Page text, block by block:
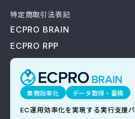
特定商取引法表記
ECPRO BRAIN
ECPRO RPP
業務効率化 データ取得・蓄積
EC運用効率化を実現する実行支援